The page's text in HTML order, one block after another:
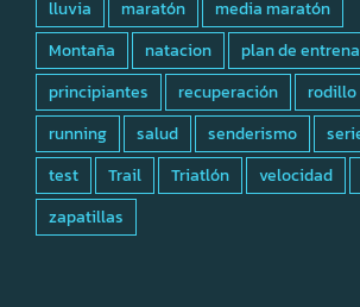
lluvia
maratón
media maratón
Montaña
natacion
plan de
principiantes
recuperación
rodillo
running
salud senderismo
test
Trail Triatlón velocidad
zapatillas